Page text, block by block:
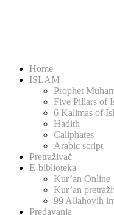
Home
ISLAM
Prophet
Five Pillars of
6 Kalimas of
Hadith
Caliphates
Arabic script
Pretraživač
E-biblioteka
Kur’an Online
Kur’an
99 Allahovih
Predavanja